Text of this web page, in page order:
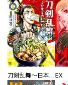
刀剣乱舞～日本号つれづれ酒～